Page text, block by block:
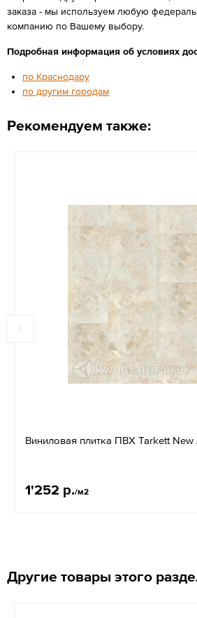
заказа - мы используем любую
компанию по Вашему выбору.
Подробная информация об условиях
по Краснодару
по другим городам
Рекомендуем также:
Виниловая плитка ПВХ Tarkett New
1'252 р./м2
Другие товары этого